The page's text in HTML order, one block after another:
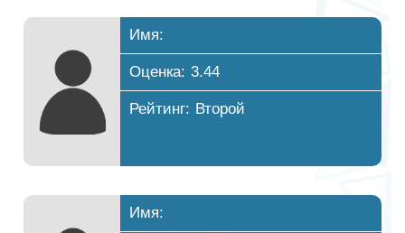
Имя:
Оценка: 3.44
Рейтинг: Второй
Имя: